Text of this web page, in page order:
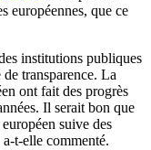
européennes, que ce
institutions publiques
transparence. La
ont fait des progrès
Il serait bon que
suive des
t-elle commenté.